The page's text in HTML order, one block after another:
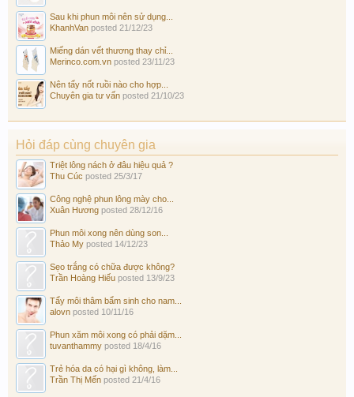
Sau khi phun môi nên sử dụng...
KhanhVan posted 21/12/23
Miếng dán vết thương thay chỉ...
Merinco.com.vn posted 23/11/23
Nên tẩy nốt ruồi nào cho hợp...
Chuyên gia tư vấn posted 21/10/23
Hỏi đáp cùng chuyên gia
Triệt lông nách ở đâu hiệu quả ?
Thu Cúc posted 25/3/17
Công nghệ phun lông mày cho...
Xuân Hương posted 28/12/16
Phun môi xong nên dùng son...
Thảo My posted 14/12/23
Sẹo trắng có chữa được không?
Trần Hoàng Hiếu posted 13/9/23
Tẩy môi thâm bẩm sinh cho nam...
alovn posted 10/11/16
Phun xăm môi xong có phải dặm...
tuvanthammy posted 18/4/16
Trẻ hóa da có hại gì không, làm...
Trần Thị Mến posted 21/4/16